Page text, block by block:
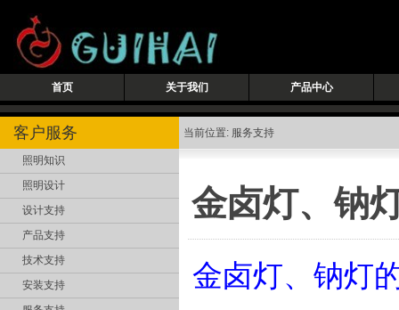
首页 关于我们 产品中心
当前位置: 服务支持
金卤灯、钠
金卤灯、钠灯
客户服务
照明知识
照明设计
设计支持
产品支持
技术支持
安装支持